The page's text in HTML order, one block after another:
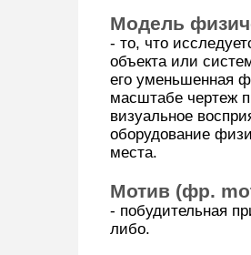
Модель
- то, что
объекта или
его уменьшенная
масштабе чертеж
визуальное
оборудование
места.
Мотив (фр.
- побудительная
либо.